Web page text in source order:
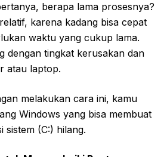
berapa lama prosesnya?
karena kadang bisa cepat
waktu yang cukup lama.
dengan tingkat kerusakan dan
atau laptop.
melakukan cara ini, kamu
Windows yang bisa membuat
sistem (C:) hilang.